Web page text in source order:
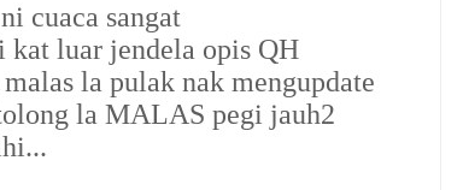
cuaca sangat
kat luar jendela opis QH
la pulak nak mengupdate
la MALAS pegi jauh2